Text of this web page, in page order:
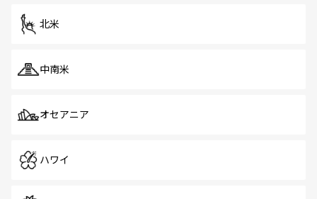
北米
中南米
オセアニア
ハワイ